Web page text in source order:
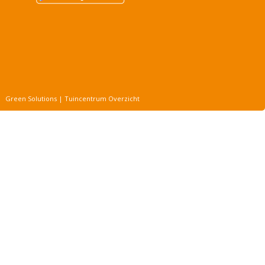
Green Solutions | Tuincentrum Overzicht